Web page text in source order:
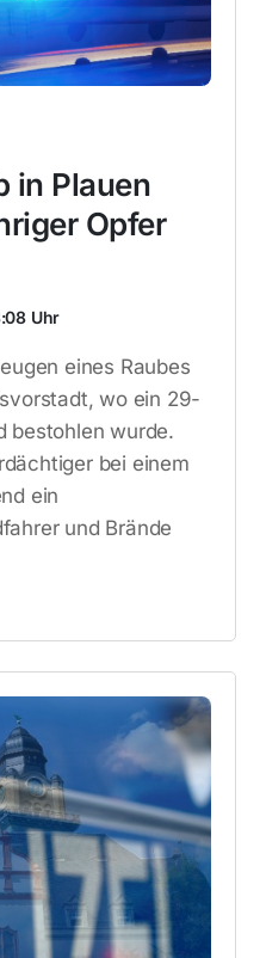
in Plauen
Opfer
Uhr
eines Raubes
wo ein 29-
bestohlen wurde.
bei einem
ein
und Brände